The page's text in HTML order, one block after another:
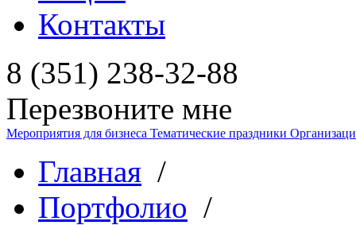
Контакты
8 (351) 238-32-88
Перезвоните мне
Мероприятия для бизнеса Тематические праздники
Главная /
Портфолио /